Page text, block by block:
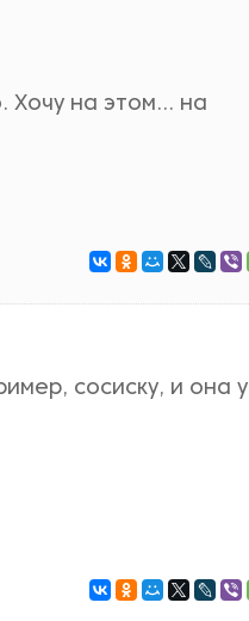
Хочу на этом… на
сосиску, и она у